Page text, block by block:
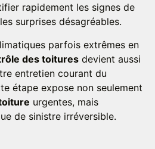
rapidement les signes de
surprises désagréables.
parfois extrêmes en
des toitures devient aussi
entretien courant du
étape expose non seulement
urgentes, mais
de sinistre irréversible.